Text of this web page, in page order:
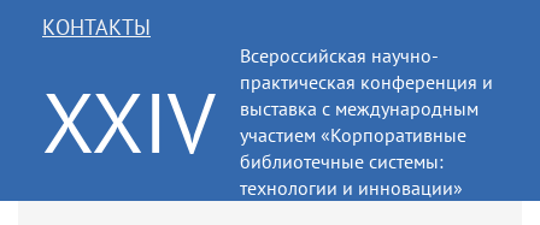
КОНТАКТЫ
XXIV
Всероссийская научно-
практическая конференция и
выставка с международным
участием «Корпоративные
библиотечные системы:
технологии и инновации»